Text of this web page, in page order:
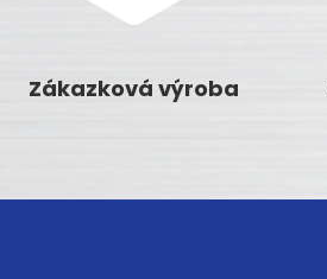
Zákazková výroba